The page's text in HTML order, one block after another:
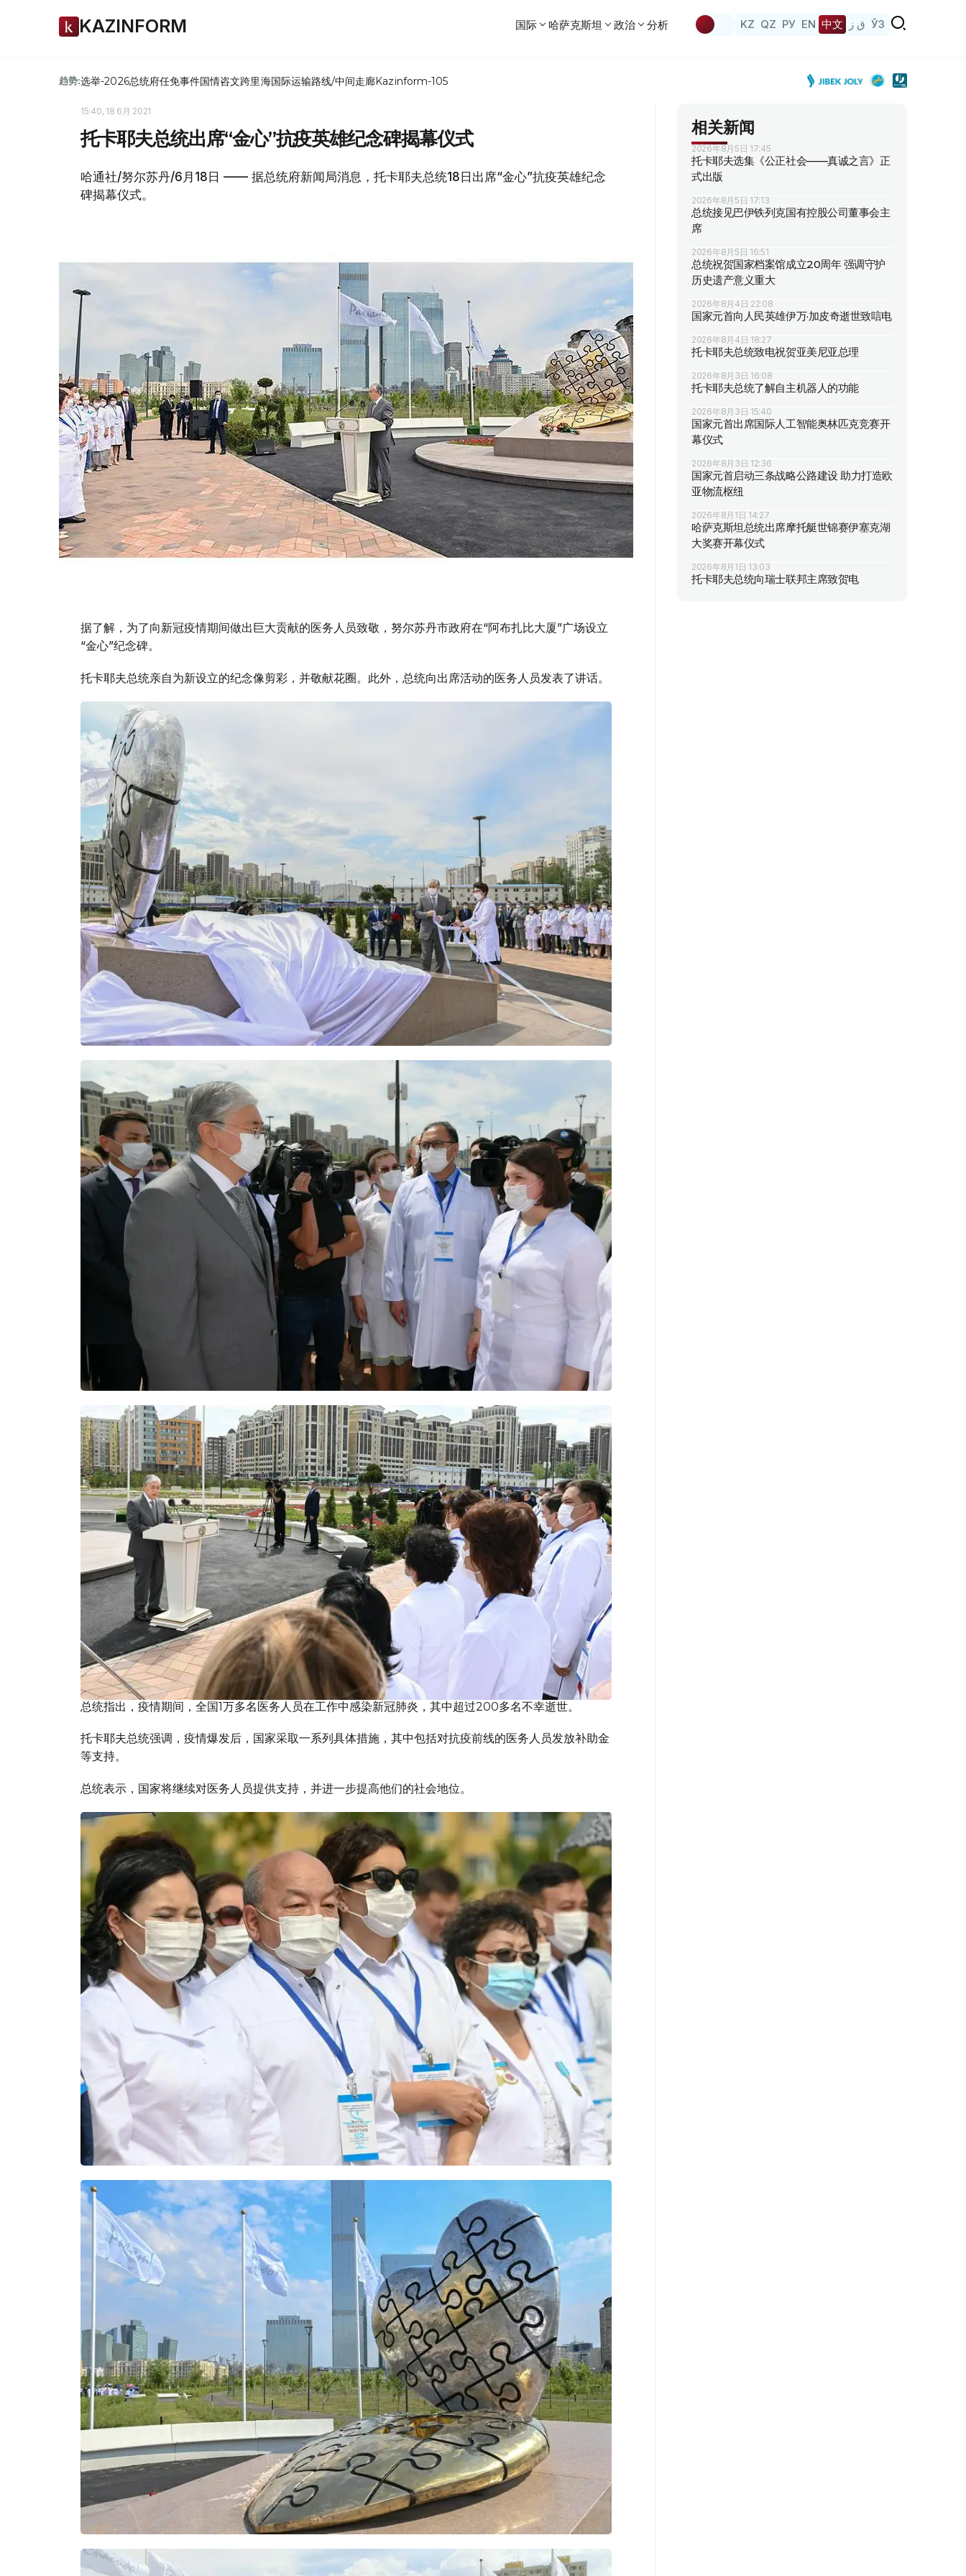
KAZINFORM 国际 哈萨克斯坦 政治 分析 KZ QZ РУ EN 中文 ق ز ЎЗ
趋势:选举-2026总统府任免事件国情咨文跨里海国际运输路线/中间走廊Kazinform-105
15:40, 18 6月 2021
托卡耶夫总统出席“金心”抗疫英雄纪念碑揭幕仪式
哈通社/努尔苏丹/6月18日 —— 据总统府新闻局消息，托卡耶夫总统18日出席“金心”抗疫英雄纪念
碑揭幕仪式。
据了解，为了向新冠疫情期间做出巨大贡献的医务人员致敬，努尔苏丹市政府在“阿布扎比大厦”广场设立
“金心”纪念碑。
托卡耶夫总统亲自为新设立的纪念像剪彩，并敬献花圈。此外，总统向出席活动的医务人员发表了讲话。
总统指出，疫情期间，全国1万多名医务人员在工作中感染新冠肺炎，其中超过200多名不幸逝世。
托卡耶夫总统强调，疫情爆发后，国家采取一系列具体措施，其中包括对抗疫前线的医务人员发放补助金
等支持。
总统表示，国家将继续对医务人员提供支持，并进一步提高他们的社会地位。
相关新闻
2026年8月5日 17:45
托卡耶夫选集《公正社会——真诚之言》正
式出版
2026年8月5日 17:13
总统接见巴伊铁列克国有控股公司董事会主
席
2026年8月5日 16:51
总统祝贺国家档案馆成立20周年 强调守护
历史遗产意义重大
2026年8月4日 22:08
国家元首向人民英雄伊万·加皮奇逝世致唁电
2026年8月4日 18:27
托卡耶夫总统致电祝贺亚美尼亚总理
2026年8月3日 16:08
托卡耶夫总统了解自主机器人的功能
2026年8月3日 15:40
国家元首出席国际人工智能奥林匹克竞赛开
幕仪式
2026年8月3日 12:36
国家元首启动三条战略公路建设 助力打造欧
亚物流枢纽
2026年8月1日 14:27
哈萨克斯坦总统出席摩托艇世锦赛伊塞克湖
大奖赛开幕仪式
2026年8月1日 13:03
托卡耶夫总统向瑞士联邦主席致贺电